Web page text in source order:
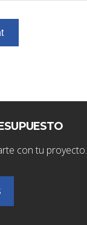
con tu proyecto.